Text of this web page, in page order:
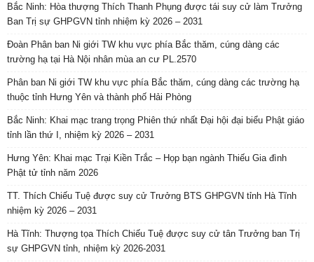
Bắc Ninh: Hòa thượng Thích Thanh Phụng được tái suy cử làm Trưởng
Ban Trị sự GHPGVN tỉnh nhiệm kỳ 2026 – 2031
Đoàn Phân ban Ni giới TW khu vực phía Bắc thăm, cúng dàng các
trường hạ tại Hà Nội nhân mùa an cư PL.2570
Phân ban Ni giới TW khu vực phía Bắc thăm, cúng dàng các trường hạ
thuộc tỉnh Hưng Yên và thành phố Hải Phòng
Bắc Ninh: Khai mạc trang trọng Phiên thứ nhất Đại hội đại biểu Phật giáo
tỉnh lần thứ I, nhiệm kỳ 2026 – 2031
Hưng Yên: Khai mạc Trại Kiền Trắc – Họp bạn ngành Thiếu Gia đình
Phật tử tỉnh năm 2026
TT. Thích Chiếu Tuệ được suy cử Trưởng BTS GHPGVN tỉnh Hà Tĩnh
nhiệm kỳ 2026 – 2031
Hà Tĩnh: Thượng tọa Thích Chiếu Tuệ được suy cử tân Trưởng ban Trị
sự GHPGVN tỉnh, nhiệm kỳ 2026-2031